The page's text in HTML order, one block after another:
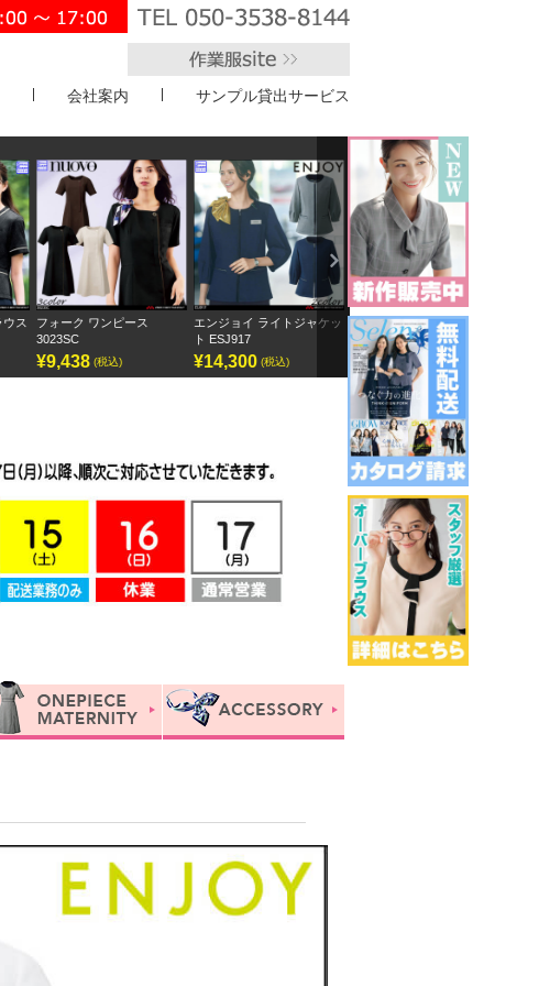
会社案内 サンプル貸出サービス
エンジョイ ライトジャケッ
ト ESJ917
¥14,300 (税込)
ボンオフィス キュロット
AC3217
¥9,295 (税込)
半袖オーバーブラウス
GOBL-2602
¥12,155 (税込)
Next